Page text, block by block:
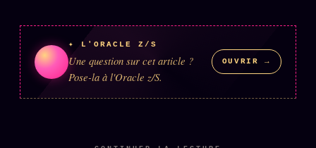
Qui baise qui +18
Signatures
✦ L'ORACLE Z/S
Une question sur cet article ?
Pose-la à l'Oracle z/S.
OUVRIR →